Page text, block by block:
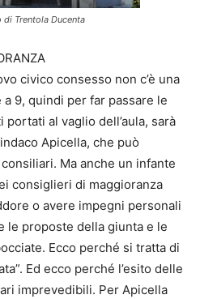
Trentola Ducenta
civico consesso non c’è una
9, quindi per far passare le
al vaglio dell’aula, sarà
Apicella, che può
Ma anche un infante
consiglieri di maggioranza
o avere impegni personali
le proposte della giunta e le
Ecco perché si tratta di
Ed ecco perché l’esito delle
imprevedibili. Per Apicella